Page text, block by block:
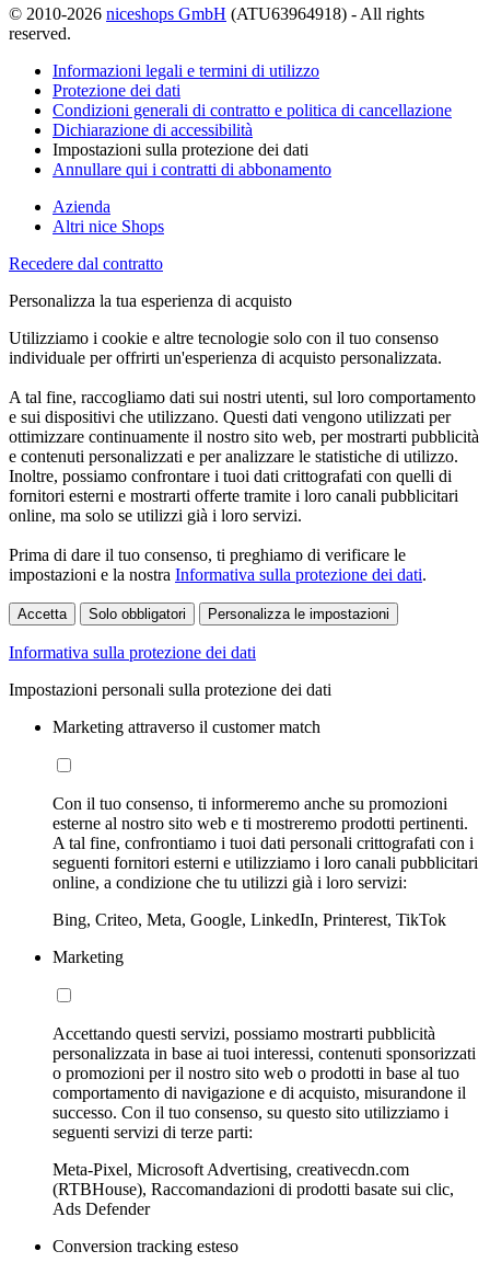
© 2010-2026 niceshops GmbH (ATU63964918) - All rights
reserved.
Informazioni legali e termini di utilizzo
Protezione dei dati
Condizioni generali di contratto e politica di cancellazione
Dichiarazione di accessibilità
Impostazioni sulla protezione dei dati
Annullare qui i contratti di abbonamento
Azienda
Altri nice Shops
Recedere dal contratto
Personalizza la tua esperienza di acquisto
Utilizziamo i cookie e altre tecnologie solo con il tuo consenso
individuale per offrirti un'esperienza di acquisto personalizzata.
A tal fine, raccogliamo dati sui nostri utenti, sul loro comportamento
e sui dispositivi che utilizzano. Questi dati vengono utilizzati per
ottimizzare continuamente il nostro sito web, per mostrarti pubblicità
e contenuti personalizzati e per analizzare le statistiche di utilizzo.
Inoltre, possiamo confrontare i tuoi dati crittografati con quelli di
fornitori esterni e mostrarti offerte tramite i loro canali pubblicitari
online, ma solo se utilizzi già i loro servizi.
Prima di dare il tuo consenso, ti preghiamo di verificare le
impostazioni e la nostra Informativa sulla protezione dei dati.
Accetta Solo obbligatori Personalizza le impostazioni
Informativa sulla protezione dei dati
Impostazioni personali sulla protezione dei dati
Marketing attraverso il customer match
Con il tuo consenso, ti informeremo anche su promozioni
esterne al nostro sito web e ti mostreremo prodotti pertinenti.
A tal fine, confrontiamo i tuoi dati personali crittografati con i
seguenti fornitori esterni e utilizziamo i loro canali pubblicitari
online, a condizione che tu utilizzi già i loro servizi:
Bing, Criteo, Meta, Google, LinkedIn, Printerest, TikTok
Marketing
Accettando questi servizi, possiamo mostrarti pubblicità
personalizzata in base ai tuoi interessi, contenuti sponsorizzati
o promozioni per il nostro sito web o prodotti in base al tuo
comportamento di navigazione e di acquisto, misurandone il
successo. Con il tuo consenso, su questo sito utilizziamo i
seguenti servizi di terze parti:
Meta-Pixel, Microsoft Advertising, creativecdn.com
(RTBHouse), Raccomandazioni di prodotti basate sui clic,
Ads Defender
Conversion tracking esteso